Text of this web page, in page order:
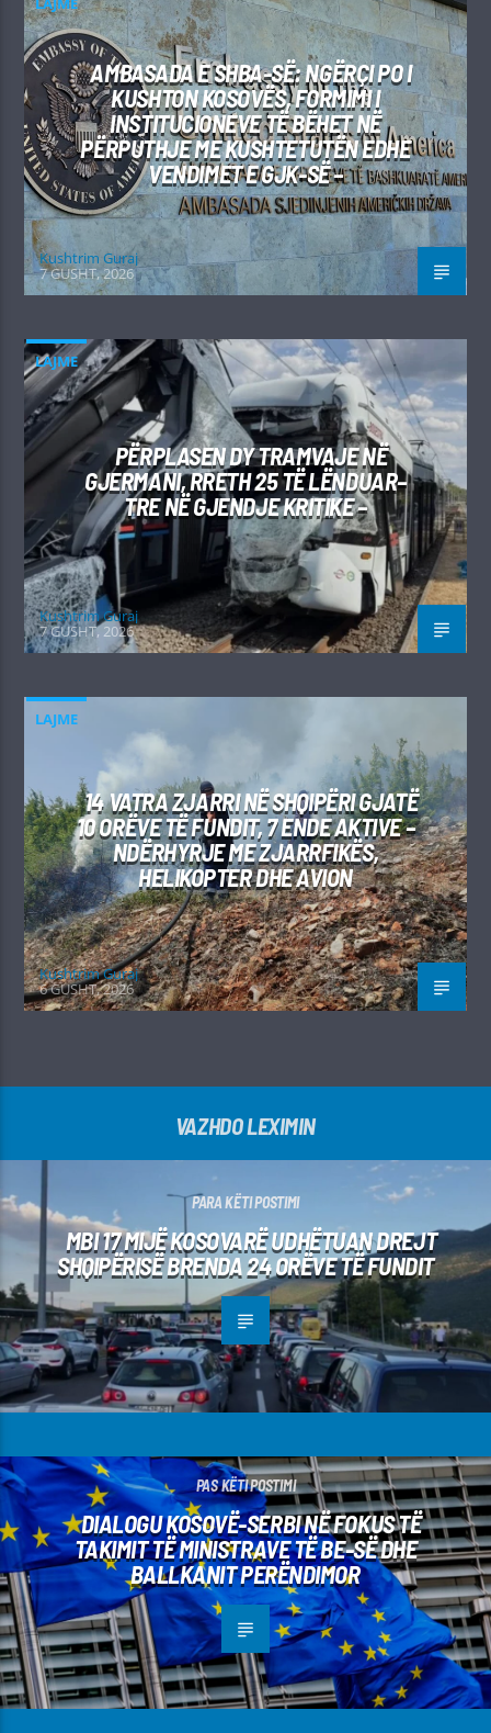
AMBASADA E SHBA-SË: NGËRÇI PO I
KUSHTON KOSOVËS, FORMIMI I
INSTITUCIONEVE TË BËHET NË
PËRPUTHJE ME KUSHTETUTËN EDHE
VENDIMET E GJK-SË –
Kushtrim Guraj
7 GUSHT, 2026
LAJME
PËRPLASEN DY TRAMVAJE NË
GJERMANI, RRETH 25 TË LËNDUAR–
TRE NË GJENDJE KRITIKE –
Kushtrim Guraj
7 GUSHT, 2026
LAJME
14 VATRA ZJARRI NË SHQIPËRI GJATË
10 ORËVE TË FUNDIT, 7 ENDE AKTIVE –
NDËRHYRJE ME ZJARRFIKËS,
HELIKOPTER DHE AVION
Kushtrim Guraj
6 GUSHT, 2026
VAZHDO LEXIMIN
PARA KËTI POSTIMI
MBI 17 MIJË KOSOVARË UDHËTUAN DREJT
SHQIPËRISË BRENDA 24 ORËVE TË FUNDIT
PAS KËTI POSTIMI
DIALOGU KOSOVË-SERBI NË FOKUS TË
TAKIMIT TË MINISTRAVE TË BE-SË DHE
BALLKANIT PERËNDIMOR